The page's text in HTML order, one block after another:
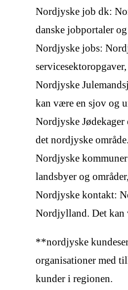
Nordjyske job dk:
danske jobportaler
Nordjyske jobs:
Nordjyske
kan være en sjov og
Nordjyske
det nordjyske
Nordjyske
landsbyer og
Nordjyske kontakt:
Nordjylland. Det kan
**nordjyske
organisationer med
kunder i regionen.